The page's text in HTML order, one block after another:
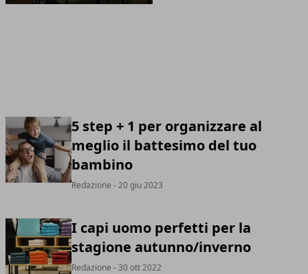
5 step + 1 per organizzare al
meglio il battesimo del tuo
bambino
Redazione - 20 giu 2023
I capi uomo perfetti per la
stagione autunno/inverno
Redazione - 30 ott 2022